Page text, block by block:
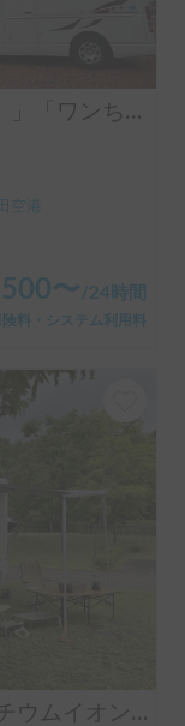
🚐 「泊まるを、もっと自由に。」「ワンちゃんも一緒に、旅に出よう。」ハイエースベースのラグジュアリーキャブコン！ 4人乗りで広々ゆったり快適空間 ・リアクーラー完備で移動中も後部座席も快適 ・揺れが少なく長距離でも快適な乗り心地 👉 初めてのキャンピングカーにもおすすめです！オプションキャンプ用品も充実してます。
空港
〜/24時間
険料・システム利用料
ベルーガ号 | 4駆+クーラー+リチウムイオンバッテリー+ソーラーパネル/レンタル事業者 自損事故の車両保険ついてます